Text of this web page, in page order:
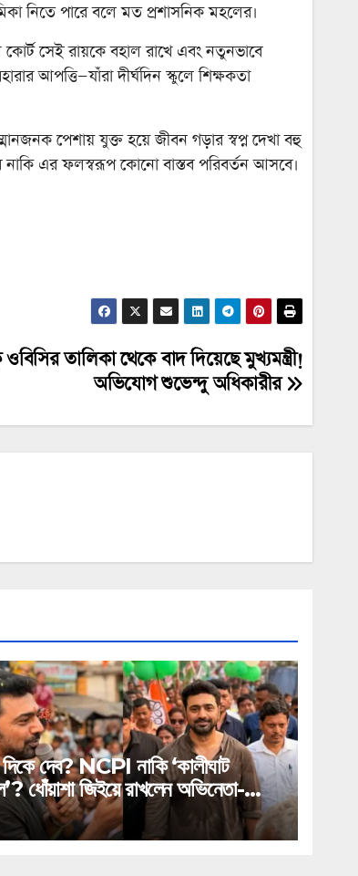
নিতে পারে বলে মত প্রশাসনিক মহলের।
সেই রায়কে বহাল রাখে এবং নতুনভাবে
আপত্তি—যাঁরা দীর্ঘদিন স্কুলে শিক্ষকতা
পেশায় যুক্ত হয়ে জীবন গড়ার স্বপ্ন দেখা বহু
নাকি এর ফলস্বরূপ কোনো বাস্তব পরিবর্তন আসবে।
তালিকা থেকে বাদ দিয়েছে মুখ্যমন্ত্রী!
অভিযোগ শুভেন্দু অধিকারীর
দেব? NCPI নাকি ‘কালীঘাট
ধোঁয়াশা জিইয়ে রাখলেন অভিনেতা-